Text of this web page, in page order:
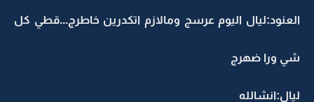
العنود:ليال اليوم عرسج ومالازم اتكدرين خاطرج...قطي كل
شي ورا ضهرج
ليال:انشالله